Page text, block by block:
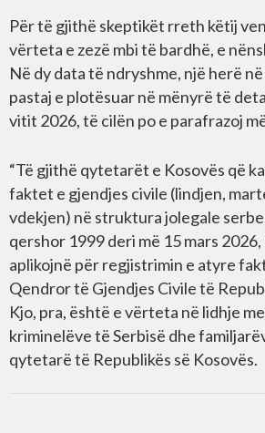
Për të gjithë skeptikët rreth këtij
vërteta e zezë mbi të bardhë, e
Në dy data të ndryshme, një herë
pastaj e plotësuar në mënyrë të
vitit 2026, të cilën po e parafrazoj
“Të gjithë qytetarët e Kosovës që
faktet e gjendjes civile (lindjen,
vdekjen) në struktura jolegale
qershor 1999 deri më 15 mars
aplikojnë për regjistrimin e atyre
Qendror të Gjendjes Civile të
Kjo, pra, është e vërteta në lidhje
kriminelëve të Serbisë dhe
qytetarë të Republikës së Kosovës.